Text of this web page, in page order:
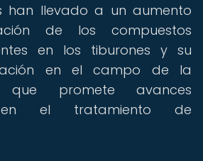
han llevado a un aumento
de los compuestos
en los tiburones y su
en el campo de la
promete avances
en el tratamiento de